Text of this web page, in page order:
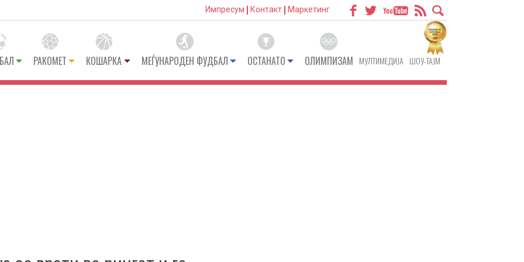
Импресум Контакт Маркетинг
РАКОМЕТ КОШАРКА МЕЃУНАРОДЕН ФУДБАЛ ОСТАНАТО ОЛИМПИЗАМ МУЛТИМЕДИЈА ШОУ-ТАЈМ